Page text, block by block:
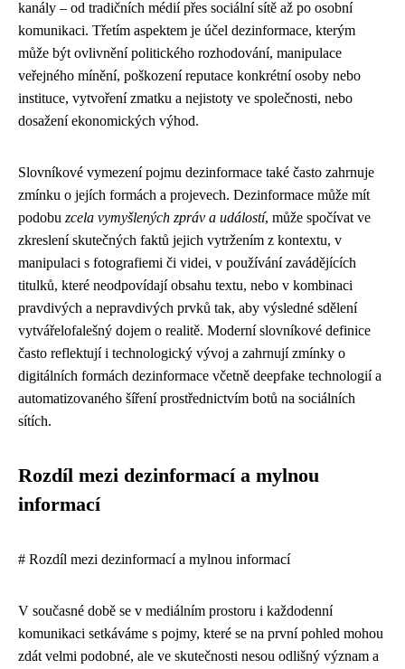
kanály – od tradičních médií přes sociální sítě až po osobní
komunikaci. Třetím aspektem je účel dezinformace, kterým
může být ovlivnění politického rozhodování, manipulace
veřejného mínění, poškození reputace konkrétní osoby nebo
instituce, vytvoření zmatku a nejistoty ve společnosti, nebo
dosažení ekonomických výhod.
Slovníkové vymezení pojmu dezinformace také často zahrnuje
zmínku o jejích formách a projevech. Dezinformace může mít
podobu zcela vymyšlených zpráv a událostí, může spočívat ve
zkreslení skutečných faktů jejich vytržením z kontextu, v
manipulaci s fotografiemi či videi, v používání zavádějících
titulků, které neodpovídají obsahu textu, nebo v kombinaci
pravdivých a nepravdivých prvků tak, aby výsledné sdělení
vytvářelofalešný dojem o realitě. Moderní slovníkové definice
často reflektují i technologický vývoj a zahrnují zmínky o
digitálních formách dezinformace včetně deepfake technologií a
automatizovaného šíření prostřednictvím botů na sociálních
sítích.
Rozdíl mezi dezinformací a mylnou
informací
# Rozdíl mezi dezinformací a mylnou informací
V současné době se v mediálním prostoru i každodenní
komunikaci setkáváme s pojmy, které se na první pohled mohou
zdát velmi podobné, ale ve skutečnosti nesou odlišný význam a